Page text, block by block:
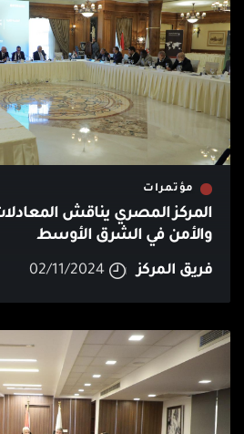
مؤتمرات
المركز المصري يناقش
والأمن في الشرق الأوسط
فريق المركز 02/11/2024